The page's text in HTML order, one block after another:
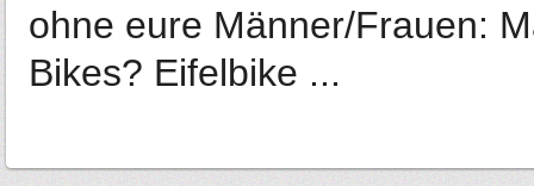
ohne eure Männer/Frauen:
Bikes? Eifelbike ...